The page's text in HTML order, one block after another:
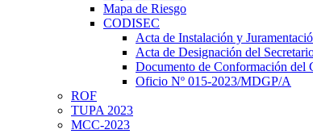
Mapa de Riesgo
CODISEC
Acta de Instalación y
Acta de Designación del
Documento de Conformación del
Oficio Nº 015-2023/MDGP/A
ROF
TUPA 2023
MCC-2023